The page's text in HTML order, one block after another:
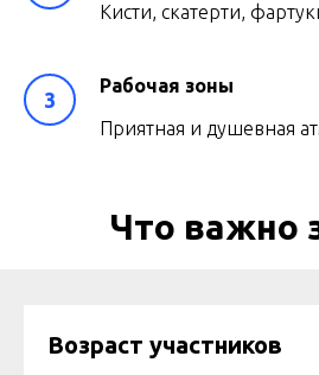
Кисти, скатерти,
Рабочая зоны
Приятная и душевная
Что важно
Возраст участников